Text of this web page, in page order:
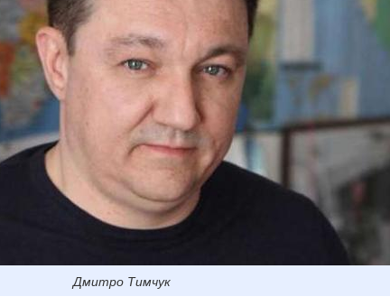
Дмитро Тимчук